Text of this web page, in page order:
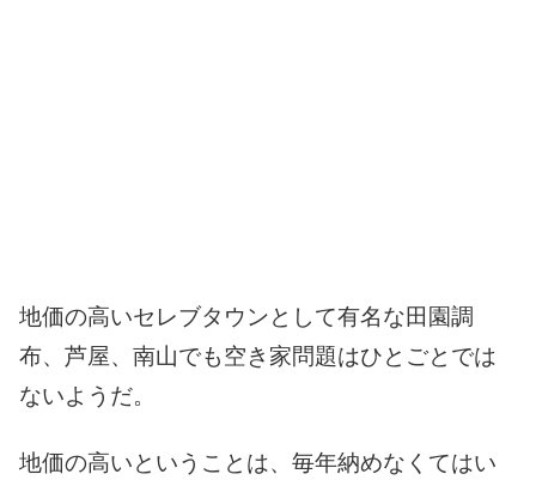
地価の高いセレブタウンとして有名な田園調
布、芦屋、南山でも空き家問題はひとごとでは
ないようだ。
地価の高いということは、毎年納めなくてはい